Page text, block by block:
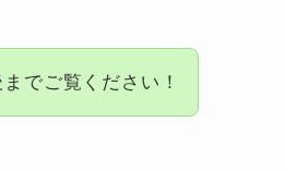
でご覧ください！